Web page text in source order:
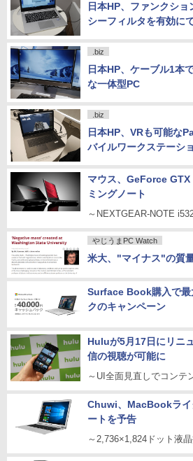
日本HP、ファンクシ
シーフィルタを有効に
.biz
日本HP、ケーブル1本
な一体型PC
.biz
日本HP、VRも可能な
バイルワークステーシ
マウス、GeForce
ミングノート
～NEXTGEAR-NOTE
やじうまPC Watch
米大、"マイナス"の質
Surface Book購入で最
クのキャンペーン
Huluが5月17日にリニ
信の視聴が可能に
～UI全面見直しでコンテ
Chuwi、MacBookライ
ートを予告
～2,736×1,824ドット液